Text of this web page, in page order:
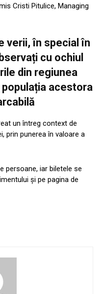
Cristi Pitulice, Managing
verii, în special în
cu ochiul
din regiunea
acestora
un întreg context de
prin punerea în valoare a
persoane, iar biletele se
și pe pagina de